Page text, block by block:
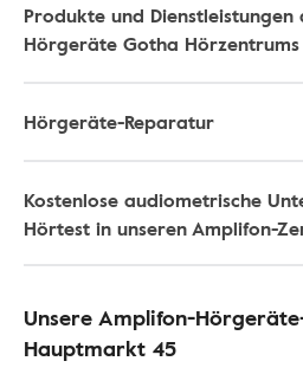
Produkte und Dienstleistungen
Hörgeräte Gotha Hörzentrums
Hörgeräte-Reparatur
Kostenlose audiometrische
Hörtest in unseren Amplifon-
Unsere Amplifon-
Hauptmarkt 45